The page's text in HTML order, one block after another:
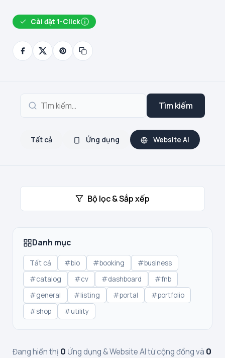
Cài đặt 1-Click
Tìm kiếm
Tất cả Ứng dụng Website AI
Bộ lọc & Sắp xếp
Danh mục
Tất cả #bio #booking
#business
#catalog
#cv #dashboard
#fnb
#general
#listing #portal
#portfolio
#shop
#utility
Đang hiển thị 0 Ứng dụng & Website AI từ cộng đồng và 0